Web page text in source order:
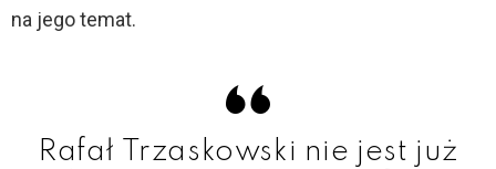
na jego temat.
Rafał Trzaskowski nie jest już